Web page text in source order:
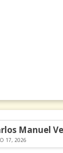
17, 2026